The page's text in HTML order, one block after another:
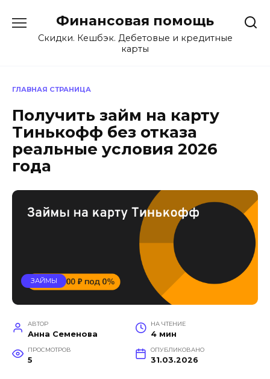
содержанию
Финансовая помощь
Скидки. Кешбэк. Дебетовые и кредитные
карты
ГЛАВНАЯ СТРАНИЦА
Получить займ на карту
Тинькофф без отказа
реальные условия 2026
года
ЗАЙМЫ
АВТОР
Анна Семенова
НА ЧТЕНИЕ
4 мин
ПРОСМОТРОВ
5
ОПУБЛИКОВАНО
31.03.2026